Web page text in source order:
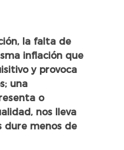
la falta de
inflación que
y provoca
una
o
nos lleva
dure menos de